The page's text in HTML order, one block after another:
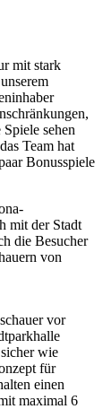
mit stark
sehen
Team hat
Bonusspiele
mit der Stadt
die Besucher
von
vor
wie
für
einen
maximal 6